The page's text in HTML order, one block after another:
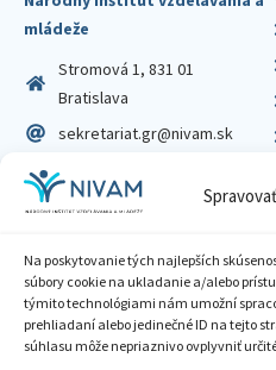
Na poskytovanie tých najlepších
súbory cookie na ukladanie a/alebo
týmito technológiami nám umožní
prehliadaní alebo jedinečné ID na tejto
súhlasu môže nepriaznivo ovplyvniť
mládeže
Stromová 1, 831 01
Bratislava
sekretariat.gr@nivam.sk
IČO: 00164348
DIČ: 2020798714
Zásady